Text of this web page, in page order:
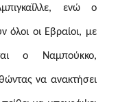
ενώ ο
όλοι οι Εβραίοι, με
ο Ναμπούκκο,
να ανακτήσει